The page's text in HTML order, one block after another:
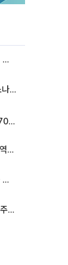
[베스트&워스트] 삼성전자·SK하이닉스 밀린 한 주…상상인증권은 85% 급등
35도 안팎 무더위 이어져…전국 곳곳 소나기 [오늘 날씨]
[주간증시전망] 다음주 코스피 6000~7000⋯“外人 수급은 정책이 변수”
동해안은 시간당 80㎜ 폭우, 그 외 지역은 폭염…‘극과 극 날씨’
뉴욕증시, 연준 금리인상 기대감 꺾이자 상승...S&P500 사상 최고치 [종합]
SK하이닉스, 분기배당 375원 확정…주주환원책 9월로 앞당겨 발표